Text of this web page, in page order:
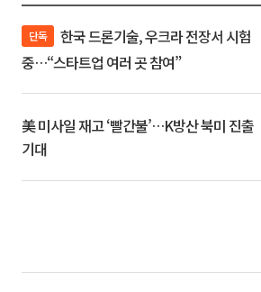
단독
중…“스타트업 여러 곳 참여”
美 미사일 재고 ‘빨간불’…K방산 북미 진출
기대